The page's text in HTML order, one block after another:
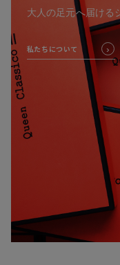
大人の足元へ届ける
私たちについて